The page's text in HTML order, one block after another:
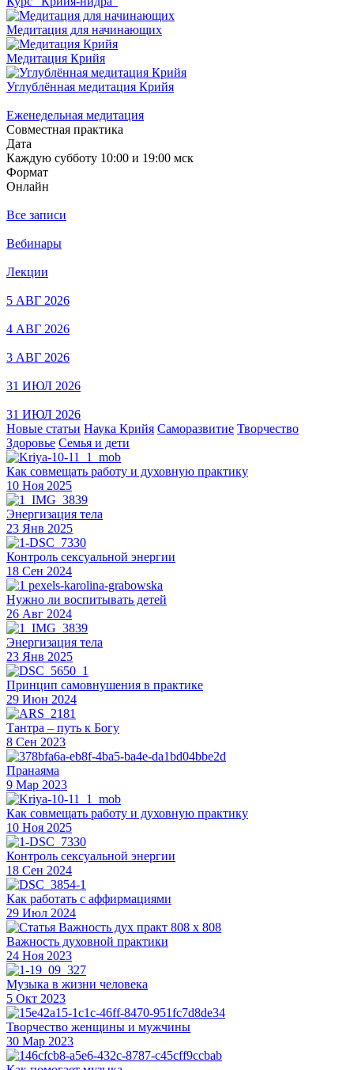
Медитация для начинающих
Медитация Крийя
Углублённая медитация Крийя
Еженедельная медитация
Совместная практика
Дата
Каждую субботу 10:00 и 19:00 мск
Формат
Онлайн
Все записи
Вебинары
Лекции
5 АВГ 2026
4 АВГ 2026
3 АВГ 2026
31 ИЮЛ 2026
31 ИЮЛ 2026
Новые статьи Наука Крийя Саморазвитие Творчество
Здоровье Семья и дети
Как совмещать работу и духовную практику
10 Ноя 2025
Энергизация тела
23 Янв 2025
Контроль сексуальной энергии
18 Сен 2024
Нужно ли воспитывать детей
26 Авг 2024
Энергизация тела
23 Янв 2025
Принцип самовнушения в практике
29 Июн 2024
Тантра – путь к Богу
8 Сен 2023
Пранаяма
9 Мар 2023
Как совмещать работу и духовную практику
10 Ноя 2025
Контроль сексуальной энергии
18 Сен 2024
Как работать с аффирмациями
29 Июл 2024
Важность духовной практики
24 Ноя 2023
Музыка в жизни человека
5 Окт 2023
Творчество женщины и мужчины
30 Мар 2023